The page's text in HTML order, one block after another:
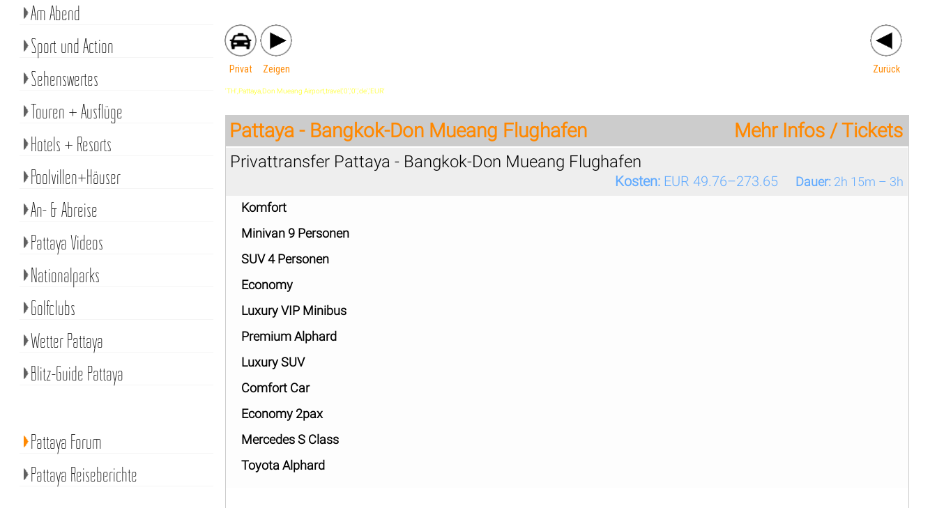
Privat Zeigen Zurück
'TH',Pattaya,Don Mueang Airport,travel,'0','0','de','EUR'
Pattaya - Bangkok-Don Mueang Flughafen Mehr Infos / Tickets
Privattransfer Pattaya - Bangkok-Don Mueang Flughafen
Kosten: EUR 49.76–273.65 Dauer: 2h 15m – 3h
Komfort
Minivan 9 Personen
SUV 4 Personen
Economy
Luxury VIP Minibus
Premium Alphard
Luxury SUV
Comfort Car
Economy 2pax
Mercedes S Class
Toyota Alphard
Am Abend
Sport und Action
Sehenswertes
Touren + Ausflüge
Hotels + Resorts
Poolvillen+Häuser
An- & Abreise
Pattaya Videos
Nationalparks
Golfclubs
Wetter Pattaya
Blitz-Guide Pattaya
Pattaya Forum
Pattaya Reiseberichte